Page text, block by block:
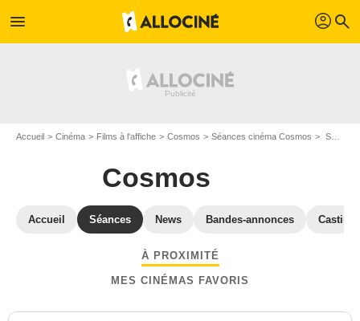
menu profil search
Accueil Cinéma Films à l'affiche Cosmos Séances cinéma Cosmos Séances et horaires Cosmos - Mayenne
Cosmos
Accueil Séances News Bandes-annonces Casting
À PROXIMITÉ
MES CINÉMAS FAVORIS